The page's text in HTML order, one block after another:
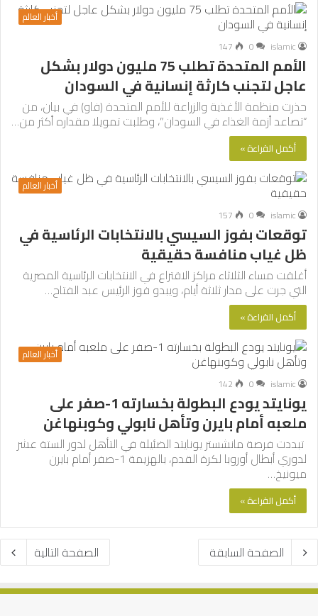
أخبار العالم
islamic
0
147
الأمم المتحدة تطلب 75 مليون دولار بشكل
عاجل لتجنب كارثة إنسانية في السودان
حذرت منظمة الأغذية والزراعة للأمم المتحدة (فاو) في بيان، من
“تصاعد أزمة الغذاء في السودان”، وطلبت تمويلا مقداره أكثر من…
أكمل القراءة »
أخبار العالم
islamic
0
157
توقعات بفوز السيسي بالانتخابات الرئاسية في
ظل غياب منافسة حقيقية
أغلقت مساء الثلاثاء مراكز الاقتراع في الانتخابات الرئاسية المصرية
التي جرت على مدار ثلاثة أيام، ويبدو فوز الرئيس عبد الفتاح…
أكمل القراءة »
أخبار العالم
islamic
0
142
يونايتد يودع البطولة بخسارته 1-صفر على
ملعبه أمام بايرن وتأهل نابولي وكوبنهاغن
تبددت فرصة مانشستر يونايتد الضئيلة في التأهل لدور الستة عشر
لدوري أبطال أوروبا لكرة القدم، بالهزيمة 1-صفر أمام بايرن
ميونيخ…
أكمل القراءة »
الصفحة السابقة الصفحة التالية